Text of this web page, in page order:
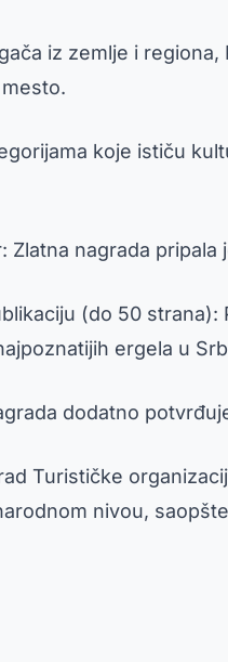
iz zemlje i
koje ističu
Zlatna nagrada
(do 50
ergela u
dodatno
Turističke
nivou,